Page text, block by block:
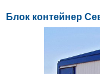
Блок контейнер